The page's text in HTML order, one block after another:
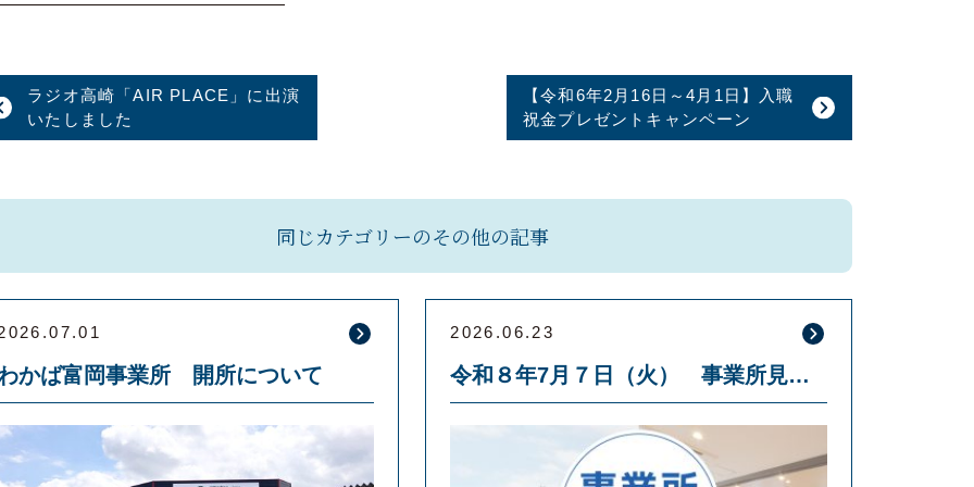
ラジオ高崎「AIR PLACE」に出演
いたしました
【令和6年2月16日～4月1日】入職
祝金プレゼントキャンペーン
同じカテゴリーのその他の記事
かば富岡事業所 開所について
2026.06.23
令和８年7月７日（火） 事業所見学会を開催します